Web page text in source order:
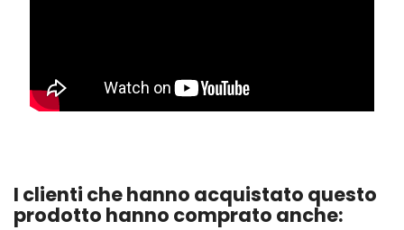
I clienti che hanno acquistato questo
prodotto hanno comprato anche: